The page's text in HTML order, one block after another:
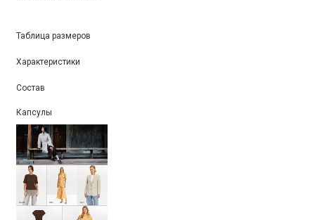
Таблица размеров
Характеристики
Состав
Капсулы